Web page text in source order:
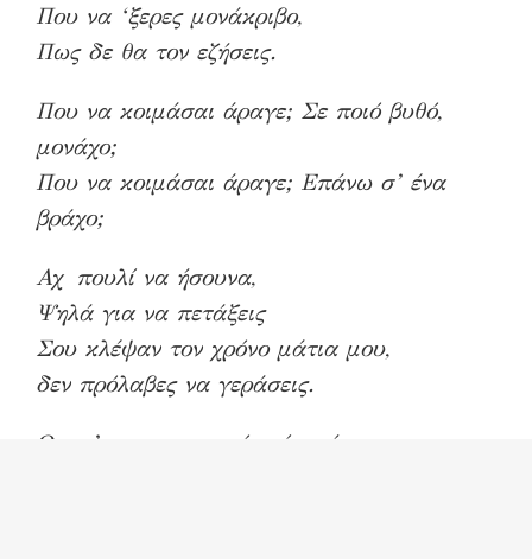
Που να ‘ξερες μονάκριβο,
Πως δε θα τον εζήσεις.
Που να κοιμάσαι άραγε; Σε ποιό βυθό,
μονάχο;
Που να κοιμάσαι άραγε; Επάνω σ’ ένα
βράχο;
Αχ πουλί να ήσουνα,
Ψηλά για να πετάξεις
Σου κλέψαν τον χρόνο μάτια μου,
δεν πρόλαβες να γεράσεις.
Ω, να’ ταν ο ωκεανός μία μήτρα να